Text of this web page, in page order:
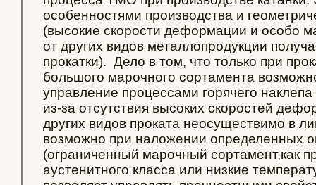
особенностями производства и
(высокие скорости деформации и особо
от других видов металлопродукции
прокатки). Дело в том, что только при
большого марочного сортамента
управление процессами горячего
из-за отсутствия высоких скоростей
других видов проката неосуществимо в
возможно при наложении определенных
(ограниченный марочный сортамент,как
аустенитного класса или низкие